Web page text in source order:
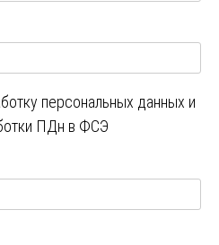
персональных данных и
ПДн в ФСЭ